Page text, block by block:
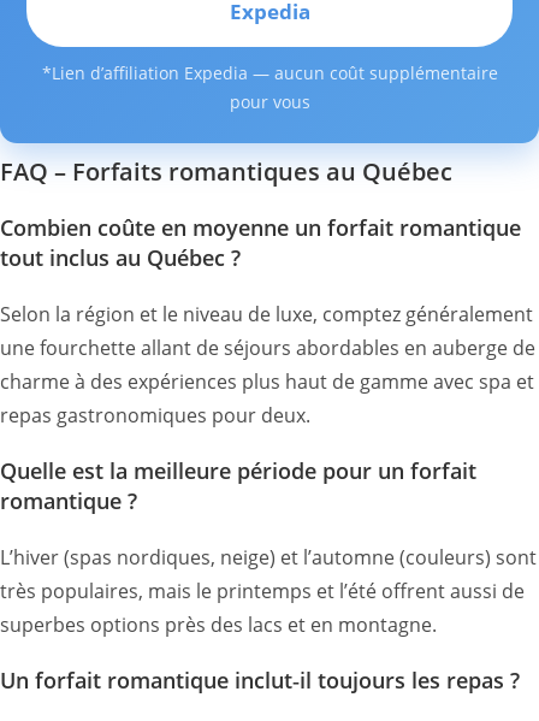
Expedia
*Lien d’affiliation Expedia — aucun coût supplémentaire
pour vous
FAQ – Forfaits romantiques au Québec
Combien coûte en moyenne un forfait romantique
tout inclus au Québec ?
Selon la région et le niveau de luxe, comptez généralement
une fourchette allant de séjours abordables en auberge de
charme à des expériences plus haut de gamme avec spa et
repas gastronomiques pour deux.
Quelle est la meilleure période pour un forfait
romantique ?
L’hiver (spas nordiques, neige) et l’automne (couleurs) sont
très populaires, mais le printemps et l’été offrent aussi de
superbes options près des lacs et en montagne.
Un forfait romantique inclut‑il toujours les repas ?